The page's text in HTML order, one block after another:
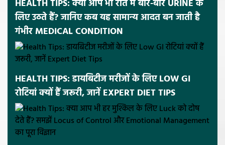
HEALTH TIPS: क्या आप भी रात में बार-बार URINE के
लिए उठते हैं? जानिए कब यह सामान्य आदत बन जाती है
गंभीर MEDICAL CONDITION
HEALTH TIPS: डायबिटीज मरीजों के लिए LOW GI
रोटियां क्यों हैं जरूरी, जानें EXPERT DIET TIPS